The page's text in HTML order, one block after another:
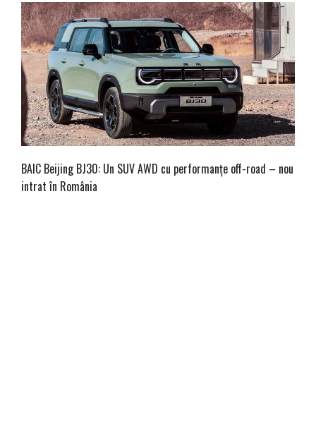
BAIC Beijing BJ30: Un SUV AWD cu performanțe off-road – nou
intrat în România